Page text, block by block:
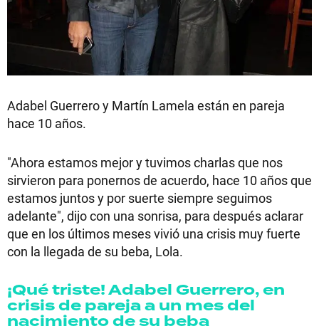
Adabel Guerrero y Martín Lamela están en pareja
hace 10 años.
"Ahora estamos mejor y tuvimos charlas que nos
sirvieron para ponernos de acuerdo, hace 10 años que
estamos juntos y por suerte siempre seguimos
adelante", dijo con una sonrisa, para después aclarar
que en los últimos meses vivió una crisis muy fuerte
con la llegada de su beba, Lola.
¡Qué triste! Adabel Guerrero, en
crisis de pareja a un mes del
nacimiento de su beba